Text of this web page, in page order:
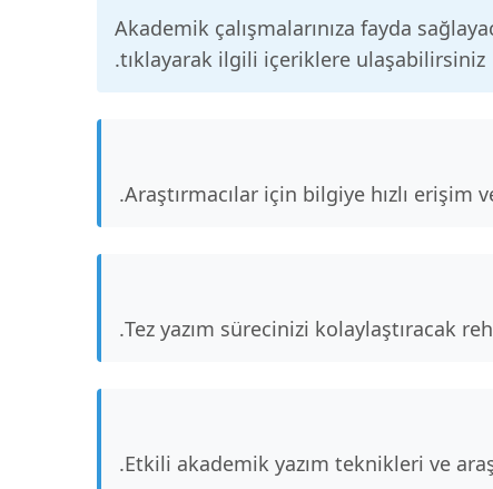
Akademik çalışmalarınıza fayda
tıklayarak ilgili içeriklere ulaşabilirsiniz.
Araştırmacılar için bilgiye hızlı
Tez yazım sürecinizi kolaylaştıracak
Etkili akademik yazım teknikleri ve